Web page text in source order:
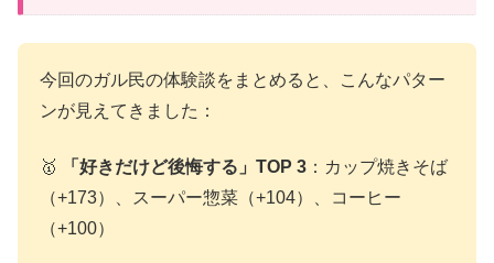
今回のガル民の体験談をまとめると、こんなパター
ンが見えてきました：
🥇 「好きだけど後悔する」TOP 3 ：カップ焼きそば
（+173）、スーパー惣菜（+104）、コーヒー
（+100）